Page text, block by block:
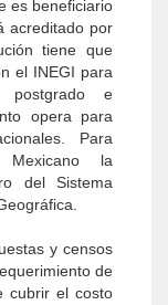
es beneficiario
acreditado por
tiene que
el INEGI para
e
opera para
Para
la
del Sistema
y censos
de
cubrir el costo